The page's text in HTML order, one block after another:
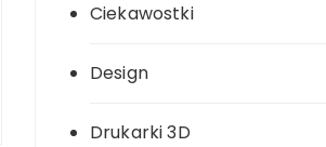
Ciekawostki
Design
Drukarki 3D